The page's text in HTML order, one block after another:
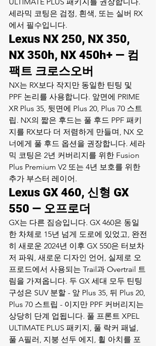
세라믹 코팅은 검정, 흰색, 또는 실버 RX
에서 필수입니다.
Lexus NX 250, NX 350,
NX 350h, NX 450h+ — 컴
팩트 크로스오버
NX는 RX보다 작지만 동일한 틴팅 및
PPF 논리를 사용합니다. 앞면에 PRIME
XR Plus 35, 뒷면에 Plus 20, Plus 70 스트
립. NX의 짧은 후드는 풀 후드 PPF 패키
지를 RX보다 더 저렴하게 만들며, NX 오
너에게 풀 후드 옵션을 권장합니다. 세라
믹 코팅은 2년 커버리지를 위한 Fusion
Plus Premium V2 또는 4년 보호를 위한
추가 부스터 레이어.
Lexus GX 460, 신형 GX
550 — 오프로더
GX는 다른 짐승입니다. GX 460은 동일
한 차체로 15년 넘게 도로에 있었고, 완전
히 새로운 2024년 이후 GX 550은 터보차
저 파워, 새로운 디자인 언어, 실제로 오
프로드에서 사용되는 Trail과 Overtrail 트
림을 가져옵니다. 두 GX 세대 모두 틴팅
구성은 SUV 분할 - 앞 Plus 35, 뒤 Plus 20,
Plus 70 스트립 - 이지만 PPF 커버리지는
상당히 단계 업됩니다. 풀 프론트 XPEL
ULTIMATE PLUS 패키지, 풀 락커 패널,
풀 A필러, 지붕 선두 에지, 휠 아치를 포